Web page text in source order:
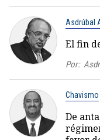
Asdrúbal
El fin
Por:
Chavismo
De